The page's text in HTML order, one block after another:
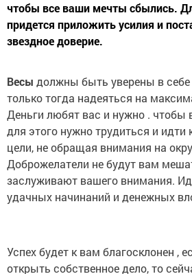
чтобы все ваши мечты сбылись.
придется приложить усилия и
звездное доверие.
Весы должны быть уверены в себе
только тогда надеяться на
Деньги любят вас и нужно . чтобы
для этого нужно трудиться и идти
цели, не обращая внимания на
Доброжелатели не будут вам
заслуживают вашего внимания.
удачных начинаний и денежных
Успех будет к вам благосклонен ,
открыть собственное дело, то